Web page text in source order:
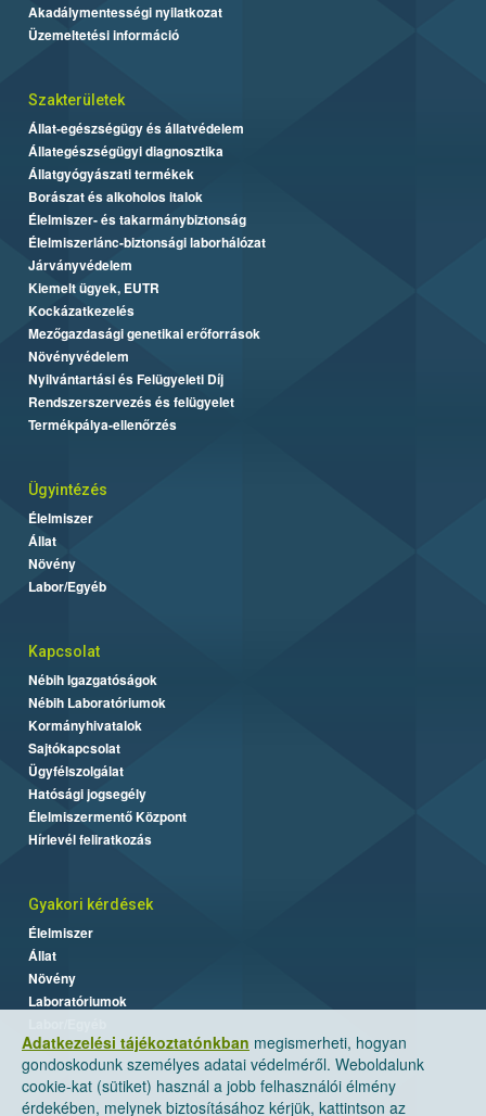
Adatkezelési tájékoztatónkban megismerheti, hogyan
gondoskodunk személyes adatai védelméről. Weboldalunk
cookie-kat (sütiket) használ a jobb felhasználói élmény
érdekében, melynek biztosításához kérjük, kattintson az
Akadálymentességi nyilatkozat
Üzemeltetési információ
Szakterületek
Állat-egészségügy és állatvédelem
Állategészségügyi diagnosztika
Állatgyógyászati termékek
Borászat és alkoholos italok
Élelmiszer- és takarmánybiztonság
Élelmiszerlánc-biztonsági laborhálózat
Járványvédelem
Kiemelt ügyek, EUTR
Kockázatkezelés
Mezőgazdasági genetikai erőforrások
Növényvédelem
Nyilvántartási és Felügyeleti Díj
Rendszerszervezés és felügyelet
Termékpálya-ellenőrzés
Ügyintézés
Élelmiszer
Állat
Növény
Labor/Egyéb
Kapcsolat
Nébih Igazgatóságok
Nébih Laboratóriumok
Kormányhivatalok
Sajtókapcsolat
Ügyfélszolgálat
Hatósági jogsegély
Élelmiszermentő Központ
Hírlevél feliratkozás
Gyakori kérdések
Élelmiszer
Állat
Növény
Laboratóriumok